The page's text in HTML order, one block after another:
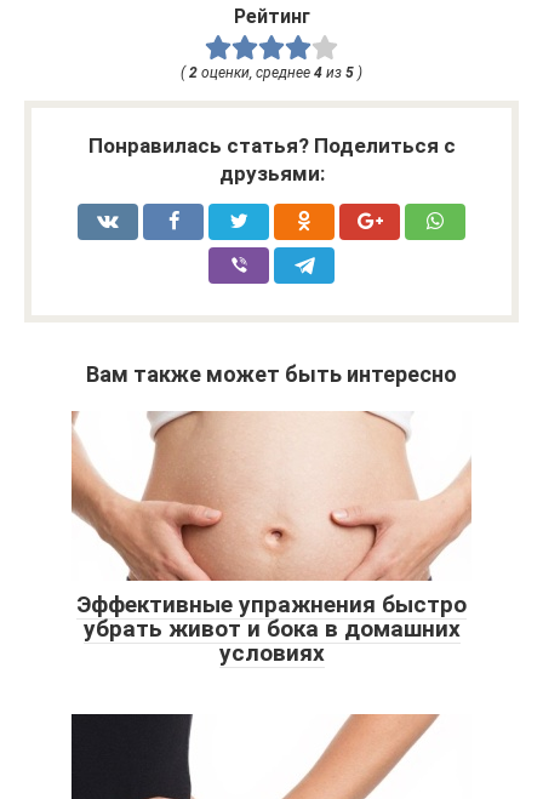
Рейтинг
( 2 оценки, среднее 4 из 5 )
Понравилась статья? Поделиться с
друзьями:
Вам также может быть интересно
Эффективные упражнения быстро
убрать живот и бока в домашних
условиях